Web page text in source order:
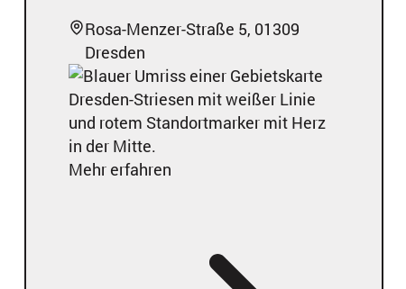
Rosa-Menzer-Straße 5, 01309
Dresden
Mehr erfahren